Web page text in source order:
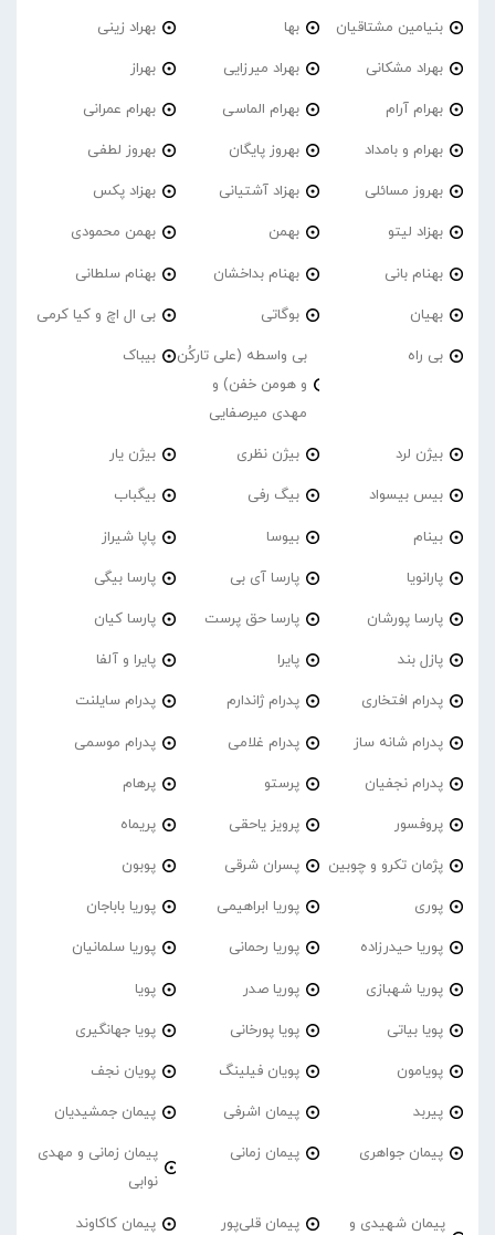
بنیامین مشتاقیان بها بهراد زینی
بهراد مشکانی بهراد میرزایی بهراز
بهرام آرام بهرام الماسی بهرام عمرانی
بهرام و بامداد بهروز پایگان بهروز لطفی
بهروز مسائلی بهزاد آشتیانی بهزاد پکس
بهزاد لیتو بهمن بهمن محمودی
بهنام بانی بهنام بداخشان بهنام سلطانی
بهیان بوگاتی بی ال اچ و کیا کرمی
بی راه
بی واسطه (علی تارکُن
و هومن خفن) و
مهدی میرصفایی
بیباک
بیژن لرد بیژن نظری بیژن یار
بیس بیسواد بیگ رفی بیگباب
بینام بیوسا پاپا شیراز
پارانویا پارسا آی بی پارسا بیگی
پارسا پورشان پارسا حق پرست پارسا کیان
پازل بند پایرا پایرا و آلفا
پدرام افتخاری پدرام ژاندارم پدرام‌ سایلنت
پدرام شانه ساز پدرام غلامی پدرام موسمی
پدرام نجفیان پرستو پرهام
پروفسور پرویز یاحقی پریماه
پژمان تکرو و چوبین پسران شرقی پوبون
پوری پوریا ابراهیمی پوریا باباجان
پوریا حیدرزاده پوریا رحمانی پوریا سلمانیان
پوریا شهبازی پوریا صدر پویا
پویا بیاتی پویا پورخانی پویا جهانگیری
پویامون پویان فیلینگ پویان نجف
پیربد پیمان اشرفی پیمان جمشیدیان
پیمان جواهری پیمان زمانی
پیمان زمانی و مهدی
نوابی
پیمان شهیدی و
پیمان قلی‌پور پیمان کاکاوند